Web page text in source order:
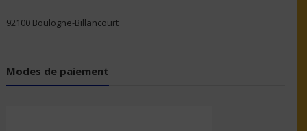
92100 Boulogne-Billancourt
Modes de paiement